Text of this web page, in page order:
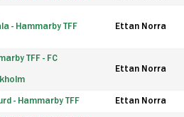
- Hammarby TFF Ettan Norra
TFF - FC
Ettan Norra
- Hammarby TFF Ettan Norra